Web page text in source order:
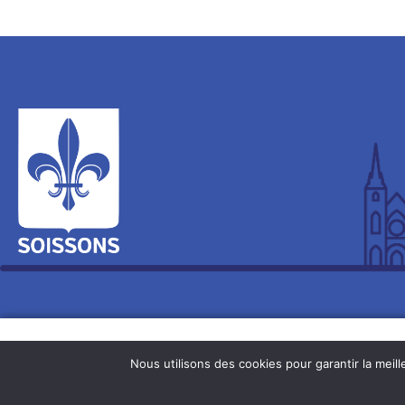
Nous utilisons des cookies pour garantir la